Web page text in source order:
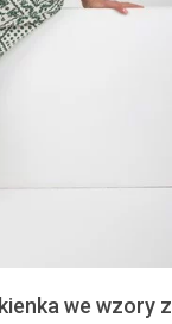
we wzory z